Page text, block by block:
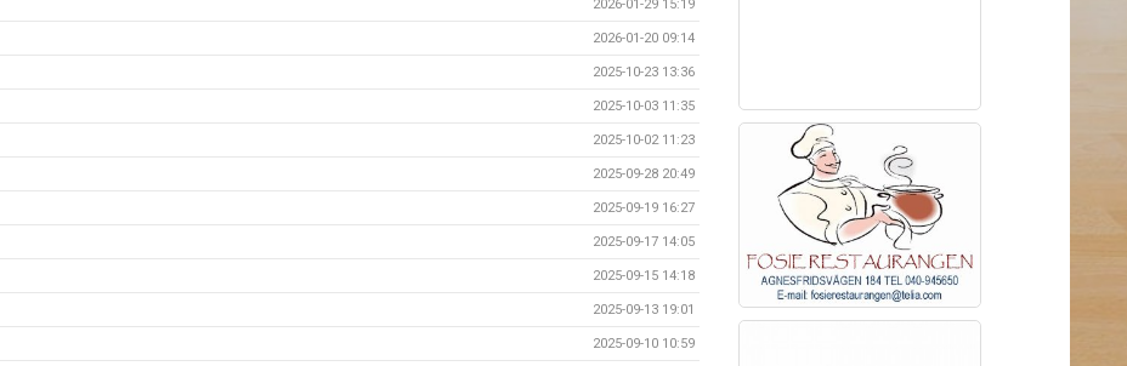
2026-01-29 15:19
2026-01-20 09:14
2025-10-23 13:36
2025-10-03 11:35
2025-10-02 11:23
2025-09-28 20:49
2025-09-19 16:27
2025-09-17 14:05
2025-09-15 14:18
2025-09-13 19:01
2025-09-10 10:59